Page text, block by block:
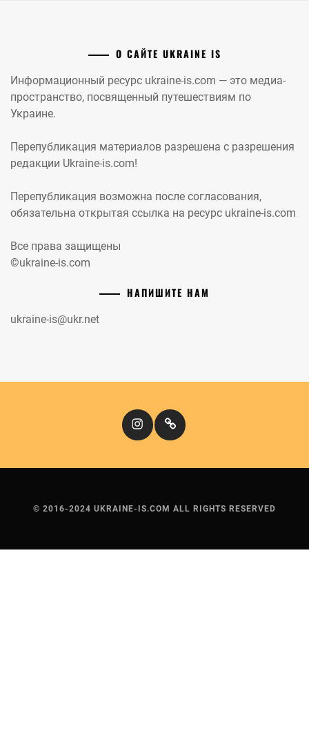
О САЙТЕ UKRAINE IS
Информационный ресурс ukraine-is.com — это медиа-
пространство, посвященный путешествиям по
Украине.
Перепубликация материалов разрешена с разрешения
редакции Ukraine-is.com!
Перепубликация возможна после согласования,
обязательна открытая ссылка на ресурс ukraine-is.com
Все права защищены
©ukraine-is.com
НАПИШИТЕ НАМ
ukraine-is@ukr.net
InstagramКіномандри
© 2016-2024 UKRAINE-IS.COM ALL RIGHTS RESERVED